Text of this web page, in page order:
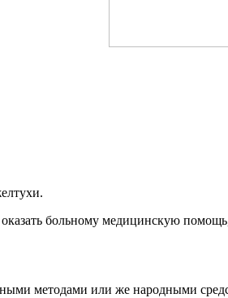
больному медицинскую
методами или же народными